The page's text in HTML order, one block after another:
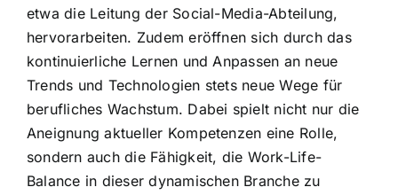
etwa die Leitung der Social-Media-Abteilung,
hervorarbeiten. Zudem eröffnen sich durch das
kontinuierliche Lernen und Anpassen an neue
Trends und Technologien stets neue Wege für
berufliches Wachstum. Dabei spielt nicht nur die
Aneignung aktueller Kompetenzen eine Rolle,
sondern auch die Fähigkeit, die Work-Life-
Balance in dieser dynamischen Branche zu